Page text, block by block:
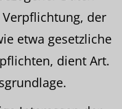
der
etwa gesetzliche
dient Art.